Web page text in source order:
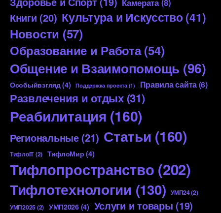
Книги (20) Культура и Искусство(41)
Новости (57)
Образование и Работа(54)
Общение и Взаимопомощь (96)
Особыйвзгляд(4) Поддержка проекта(1) Правила сайта(6)
Развлечения и отдых(31)
Реабилитация (160)
Региональные(21) Статьи (160)
ТифлоIT(2) ТифлоМир (4)
Тифлопространство (202)
Тифлотехнологии (130) УМП24(2)
УМП2025(2) УМП2026(4) Услуги и товары (19)